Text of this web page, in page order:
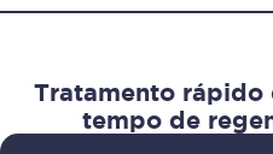
Tratamento rápido
tempo de